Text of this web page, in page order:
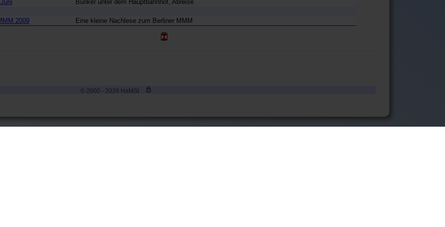
Bunker unter dem Hauptbahnhof, Abreise
2009 Eine kleine Nachlese zum Berliner MMM
© 2000 - 2026 HaMSt